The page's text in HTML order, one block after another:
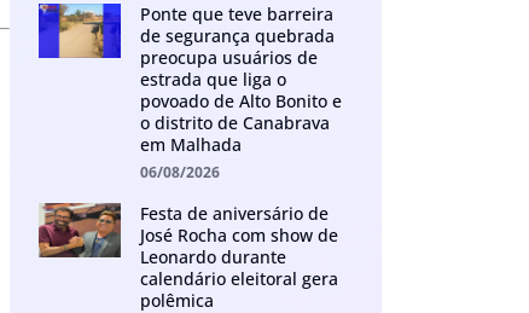
Ponte que teve barreira
de segurança quebrada
preocupa usuários de
estrada que liga o
povoado de Alto Bonito e
o distrito de Canabrava
em Malhada
06/08/2026
Festa de aniversário de
José Rocha com show de
Leonardo durante
calendário eleitoral gera
polêmica